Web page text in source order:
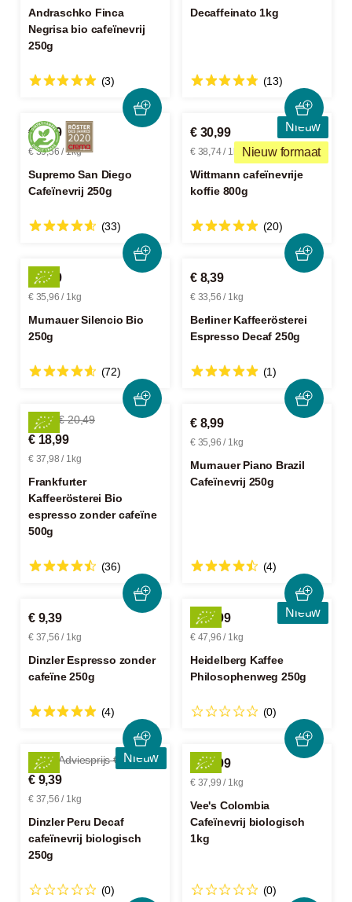
Andraschko Finca
Negrisa bio cafeïnevrij
250g
(3)
Decaffeinato 1kg
(13)
€ 9,89
€ 39,56 / 1kg
Supremo San Diego
Cafeïnevrij 250g
(33)
Nieuw
Nieuw formaat
€ 30,99
€ 38,74 / 1kg
Wittmann cafeïnevrije
koffie 800g
(20)
€ 8,99
€ 35,96 / 1kg
Murnauer Silencio Bio
250g
(72)
€ 8,39
€ 33,56 / 1kg
Berliner Kaffeerösterei
Espresso Decaf 250g
(1)
-7% € 20,49
€ 18,99
€ 37,98 / 1kg
Frankfurter
Kaffeerösterei Bio
espresso zonder cafeïne
500g
(36)
€ 8,99
€ 35,96 / 1kg
Murnauer Piano Brazil
Cafeïnevrij 250g
(4)
€ 9,39
€ 37,56 / 1kg
Dinzler Espresso zonder
cafeïne 250g
(4)
Nieuw
€ 11,99
€ 47,96 / 1kg
Heidelberg Kaffee
Philosophenweg 250g
(0)
Nieuw
-6% Adviesprijs € 10,00
€ 9,39
€ 37,56 / 1kg
Dinzler Peru Decaf
cafeïnevrij biologisch
250g
(0)
€ 37,99
€ 37,99 / 1kg
Vee's Colombia
Cafeïnevrij biologisch
1kg
(0)